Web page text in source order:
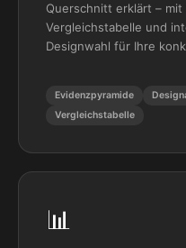
Querschnitt erklärt – mit
Vergleichstabelle und
Designwahl für Ihre
Evidenzpyramide
Vergleichstabelle
📊